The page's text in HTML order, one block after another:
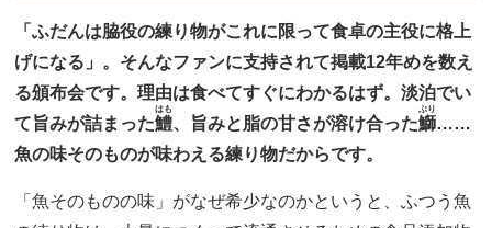
「ふだんは脇役の練り物がこれに限って食卓の主役に格上
げになる」。そんなファンに支持されて掲載12年めを数え
る頒布会です。理由は食べてすぐにわかるはず。淡泊でい
て旨みが詰まった鱧
はも
、旨みと脂の甘さが溶け合った鰤
ぶり
……
魚の味そのものが味わえる練り物だからです。
「魚そのものの味」がなぜ希少なのかというと、ふつう魚